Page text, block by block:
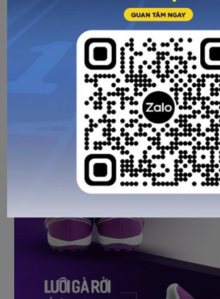
Phần lót giày được làm với độ dày vừa
thoáng giúp không khí lưu thông thuận
hôi tích tụ, giữ cho đôi chân luôn khô
Đế Zocker Inspire Pro Gen đượcđúc
su rất chắc chắn, độ bền cùng khả năng
ma sát képđộc quyền của hãng
ngắn hình ngôi sao và lục giác được bố
tăng độ bám mặt sân, bứt tốc nhanh
đột ngột mà không lo bị trượt chân.
GỬI TƯ VẤN